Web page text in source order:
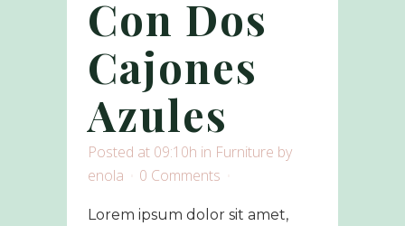
Con Dos
Cajones
Azules
Posted at 09:10h in Furniture by
enola
0 Comments
Lorem ipsum dolor sit amet,